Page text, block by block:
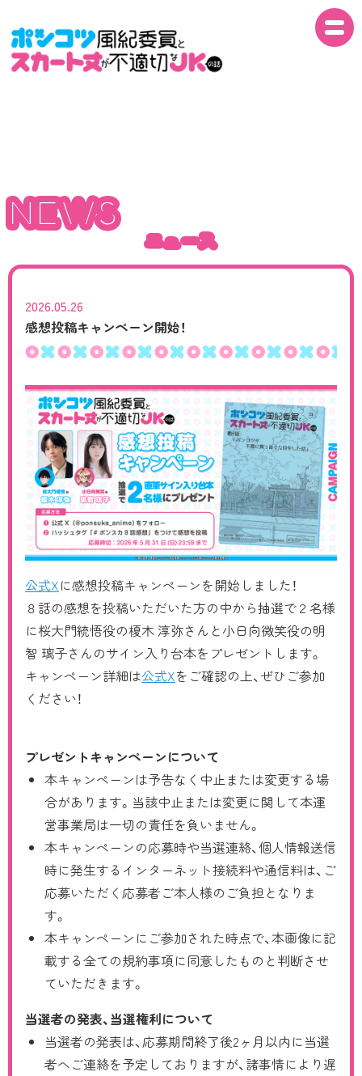
INTRO
STORY
STAFF
CAST
CHARACTER
Blu-ray/DVD
MUSIC
COMIC
MOVIE
RADIO
NEWS
ニュース
2026.05.26
感想投稿キャンペーン開始！
公式Xに感想投稿キャンペーンを開始しました！
８話の感想を投稿いただいた方の中から抽選で２名様
に桜大門統悟役の榎木 淳弥さんと小日向微笑役の明
智 璃子さんのサイン入り台本をプレゼントします。
キャンペーン詳細は公式Xをご確認の上、ぜひご参加
ください！
プレゼントキャンペーンについて
本キャンペーンは予告なく中止または変更する場
合があります。当該中止または変更に関して本運
営事業局は一切の責任を負いません。
本キャンペーンの応募時や当選連絡、個人情報送信
時に発生するインターネット接続料や通信料は、ご
応募いただく応募者ご本人様のご負担となりま
す。
本キャンペーンにご参加された時点で、本画像に記
載する全ての規約事項に同意したものと判断させ
ていただきます。
当選者の発表、当選権利について
当選者の発表は、応募期間終了後2ヶ月以内に当選
者へご連絡を予定しておりますが、諸事情により遅